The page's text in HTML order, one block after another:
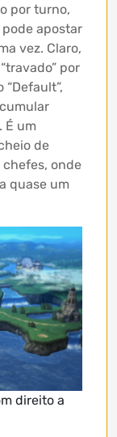
por turno,
pode apostar
vez. Claro,
por
É um
de
onde
quase um
direito a